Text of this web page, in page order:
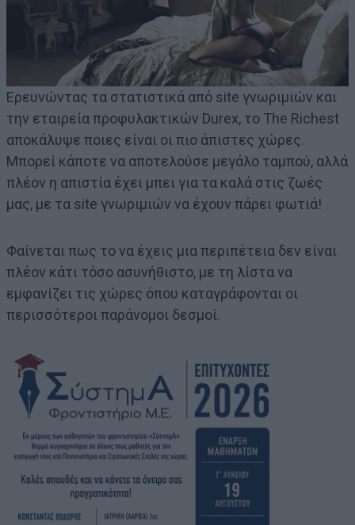
Ερευνώντας τα στατιστικά από site γνωριμιών και
την εταιρεία προφυλακτικών Durex, το The Richest
αποκάλυψε ποιες είναι οι πιο άπιστες χώρες.
Μπορεί κάποτε να αποτελούσε μεγάλο ταμπού, αλλά
πλέον η απιστία έχει μπει για τα καλά στις ζωές
μας, με τα site γνωριμιών να έχουν πάρει φωτιά!
Φαίνεται πως το να έχεις μια περιπέτεια δεν είναι
πλέον κάτι τόσο ασυνήθιστο, με τη λίστα να
εμφανίζει τις χώρες όπου καταγράφονται οι
περισσότεροι παράνομοι δεσμοί.